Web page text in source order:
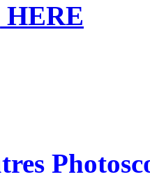
HERE